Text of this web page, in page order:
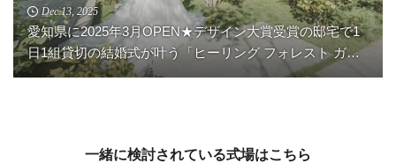
Dec.13, 2025
愛知県に2025年3月OPEN★デザイン大賞受賞の邸宅で1
日1組貸切の結婚式が叶う「ヒーリング フォレスト ガー
デン」の魅力を一挙ご紹介！
一緒に検討されている式場はこちら